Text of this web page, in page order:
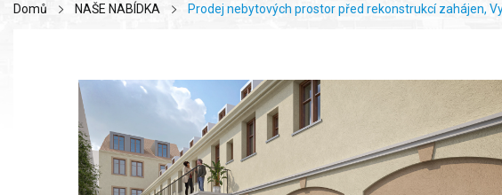
Domů NAŠE NABÍDKA Prodej nebytových prostor před rekonstrukcí zahájen,